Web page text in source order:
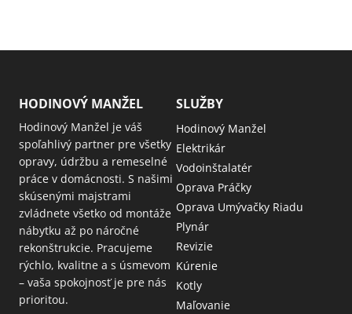
HODINOVÝ MANŽEL
Hodinový Manžel je váš
spoľahlivý partner pre všetky
opravy, údržbu a remeselné
práce v domácnosti. S našimi
skúsenými majstrami
zvládnete všetko od montáže
nábytku až po náročné
rekonštrukcie. Pracujeme
rýchlo, kvalitne a s úsmevom
– vaša spokojnosť je pre nás
prioritou.
SLUŽBY
Hodinový Manžel
Elektrikár
Vodoinštalatér
Oprava Práčky
Oprava Umývačky Riadu
Plynár
Revizie
Kúrenie
Kotly
Maľovanie